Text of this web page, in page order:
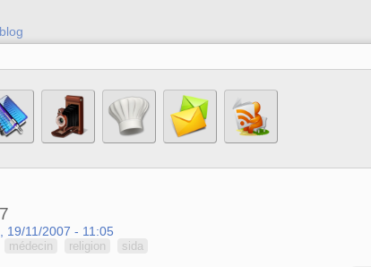
19/11/2007 - 11:05
médecin religion sida